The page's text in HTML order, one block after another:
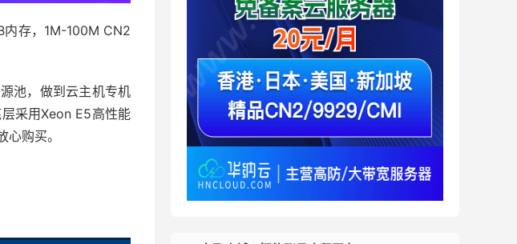
存，1M-100M CN2
池，做到云主机专机
采用Xeon E5高性能
购买。